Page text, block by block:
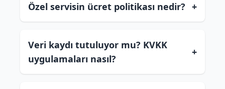
Özel servisin ücret politikası nedir? +
Veri kaydı tutuluyor mu? KVKK
uygulamaları nasıl?
+